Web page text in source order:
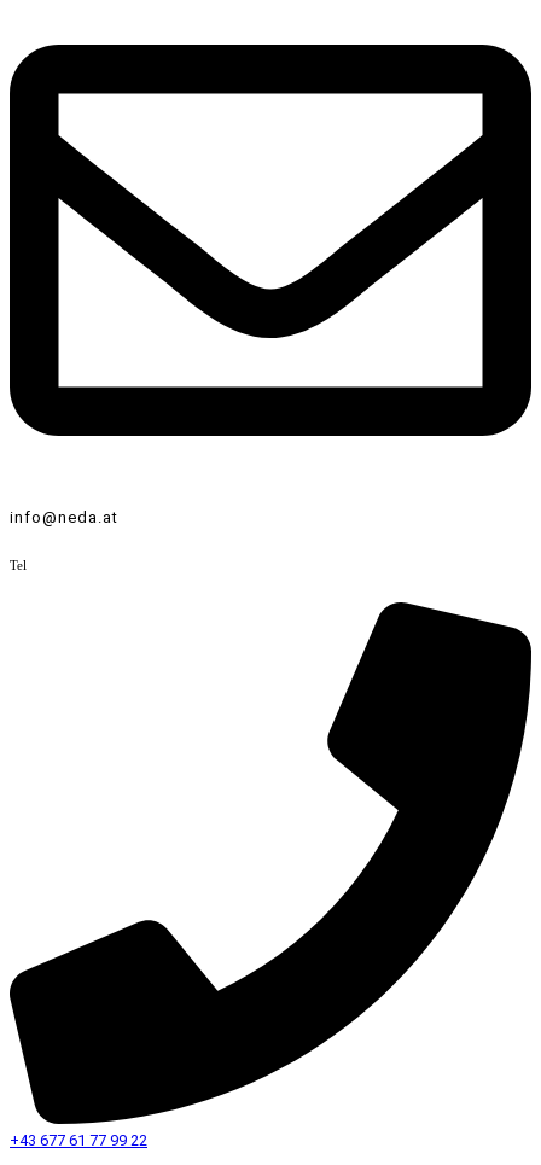
info@neda.at
Tel
+43 677 61 77 99 22